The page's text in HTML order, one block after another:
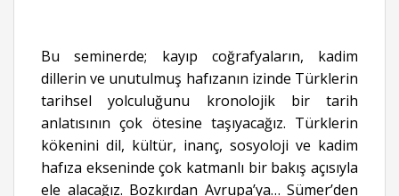
Bu seminerde; kayıp coğrafyaların, kadim
dillerin ve unutulmuş hafızanın izinde Türklerin
tarihsel yolculuğunu kronolojik bir tarih
anlatısının çok ötesine taşıyacağız. Türklerin
kökenini dil, kültür, inanç, sosyoloji ve kadim
hafıza ekseninde çok katmanlı bir bakış açısıyla
ele alacağız. Bozkırdan Avrupa’ya… Sümer’den